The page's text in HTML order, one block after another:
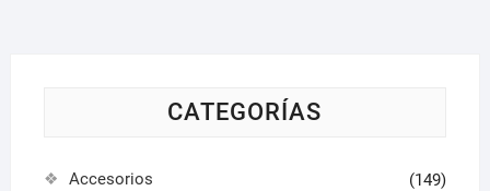
producto
CATEGORÍAS
Accesorios (149)